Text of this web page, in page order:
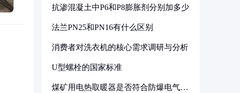
抗渗混凝土中P6和P8膨胀剂分别加多少
法兰PN25和PN16有什么区别
消费者对洗衣机的核心需求调研与分析
U型螺栓的国家标准
煤矿用电热取暖器是否符合防爆电气设